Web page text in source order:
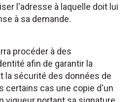
l'adresse à laquelle doit lui
à sa demande.
procéder à des
afin de garantir la
la sécurité des données de
certains cas une copie d'un